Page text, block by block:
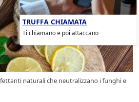
naturali che neutralizzano i funghi e
TRUFFA CHIAMATA
Ti chiamano e poi attaccano